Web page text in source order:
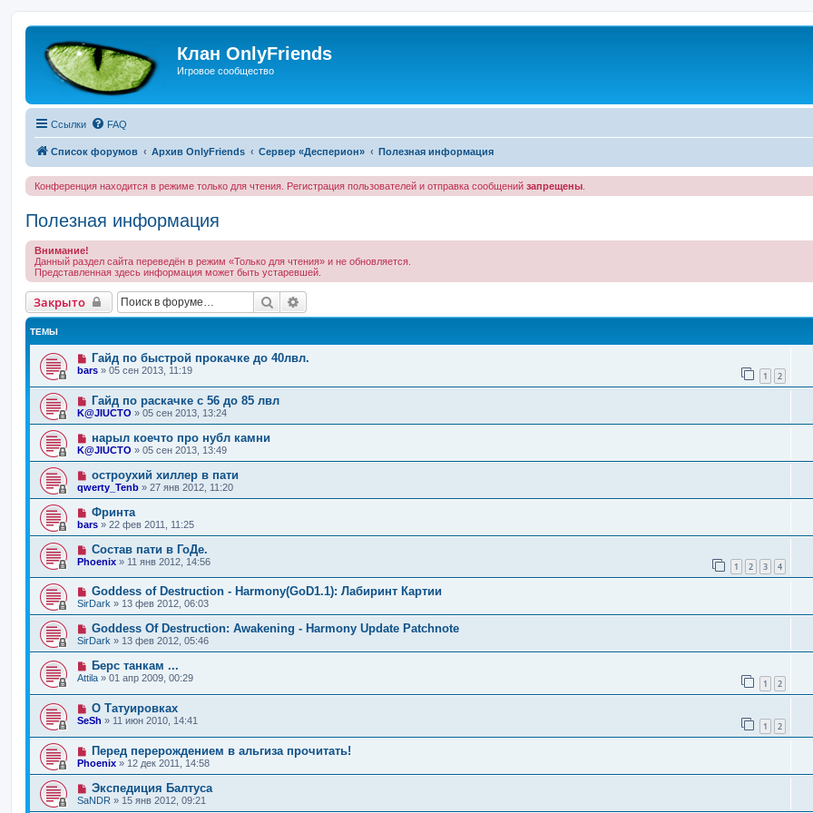
Клан OnlyFriends
Игровое сообщество
Ссылки FAQ
Список форумов Архив OnlyFriends Сервер «Десперион» Полезная информация
Конференция находится в режиме только для чтения. Регистрация пользователей и отправка сообщений запрещены
Полезная информация
Внимание!
Данный раздел сайта переведён в режим «Только для чтения» и не обновляется.
Представленная здесь информация может быть устаревшей.
Закрыто Поиск
ТЕМЫ
Гайд по быстрой прокачке до 40лвл.
bars » 05 сен 2013, 11:19 1 2
Гайд по раскачке с 56 до 85 лвл
K@JIUCTO » 05 сен 2013, 13:24
нарыл коечто про нубл камни
K@JIUCTO » 05 сен 2013, 13:49
остроухий хиллер в пати
qwerty_Tenb » 27 янв 2012, 11:20
Фринта
bars » 22 фев 2011, 11:25
Состав пати в ГоДе.
Phoenix » 11 янв 2012, 14:56 1 2 3 4
Goddess of Destruction - Harmony(GoD1.1): Лабиринт Картии
SirDark » 13 фев 2012, 06:03
Goddess Of Destruction: Awakening - Harmony Update Patchnote
SirDark » 13 фев 2012, 05:46
Берс танкам ...
Attila » 01 апр 2009, 00:29 1 2
О Татуировках
SeSh » 11 июн 2010, 14:41 1 2
Перед перерождением в альгиза прочитать!
Phoenix » 12 дек 2011, 14:58
Экспедиция Балтуса
SaNDR » 15 янв 2012, 09:21